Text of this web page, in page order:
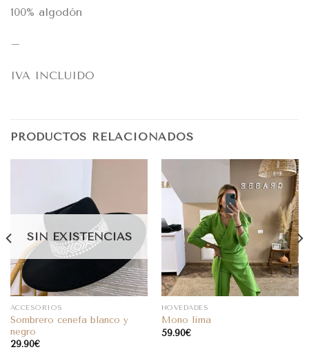
100% algodón
–
IVA INCLUIDO
PRODUCTOS RELACIONADOS
SIN EXISTENCIAS
ACCESORIOS
Sombrero cenefa blanco y
negro
29.90€
NOVEDADES
Mono lima
59.90€